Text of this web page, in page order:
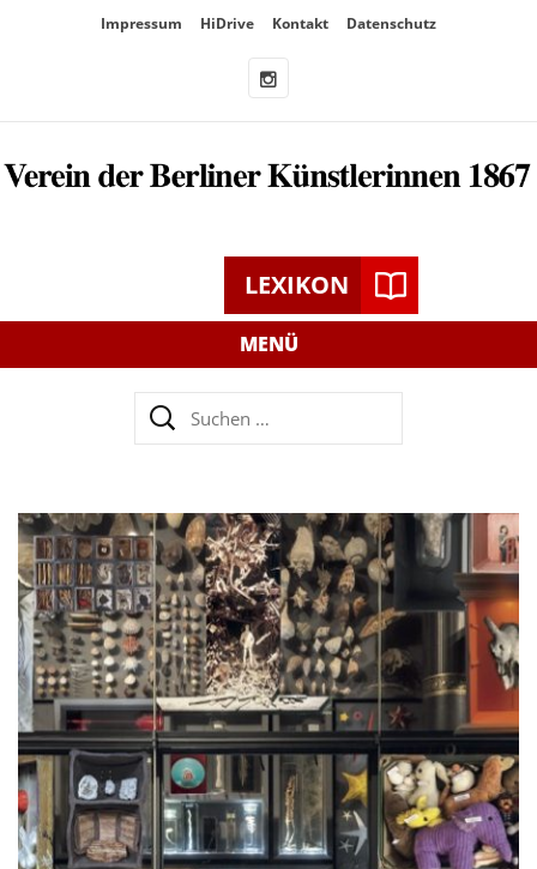
ÜberspringeImpressum HiDrive Kontakt Datenschutz
LEXIKON
MENÜ
Suchen
nach: